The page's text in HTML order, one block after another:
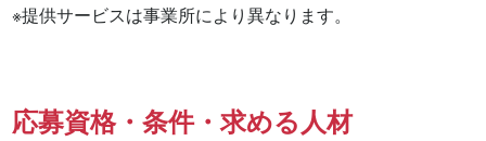
※提供サービスは事業所により異なります。
応募資格・条件・求める人材